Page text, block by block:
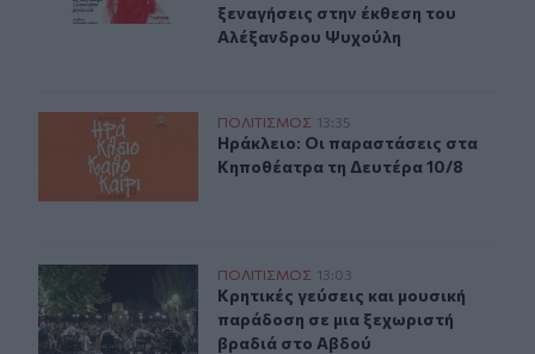
ξεναγήσεις στην έκθεση του
Αλέξανδρου Ψυχούλη
Ηράκλειο: Οι παραστάσεις στα Κηποθέατρα τη
ΠΟΛΙΤΙΣΜΟΣ 13:35
Ηράκλειο: Οι παραστάσεις στα
Ηράκλειο: Οι παραστάσεις στα
Κηποθέατρα τη Δευτέρα 10/8
Κρητικές γεύσεις και μουσική παράδοση σε μια
ΠΟΛΙΤΙΣΜΟΣ 13:03
Κρητικές γεύσεις και μουσική
Κρητικές γεύσεις και μουσική
παράδοση σε μια ξεχωριστή
βραδιά στο Αβδού